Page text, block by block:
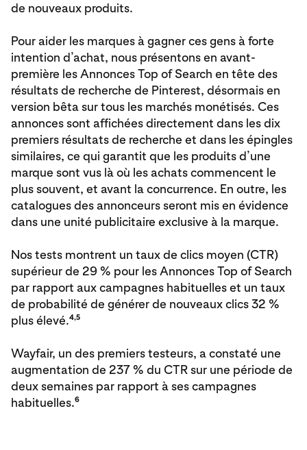
de nouveaux produits.
Pour aider les marques à gagner ces gens à forte
intention d’achat, nous présentons en avant-
première les Annonces Top of Search en tête des
résultats de recherche de Pinterest, désormais en
version bêta sur tous les marchés monétisés. Ces
annonces sont affichées directement dans les dix
premiers résultats de recherche et dans les épingles
similaires, ce qui garantit que les produits d’une
marque sont vus là où les achats commencent le
plus souvent, et avant la concurrence. En outre, les
catalogues des annonceurs seront mis en évidence
dans une unité publicitaire exclusive à la marque.
Nos tests montrent un taux de clics moyen (CTR)
supérieur de 29 % pour les Annonces Top of Search
par rapport aux campagnes habituelles et un taux
de probabilité de générer de nouveaux clics 32 %
plus élevé.4,5
Wayfair, un des premiers testeurs, a constaté une
augmentation de 237 % du CTR sur une période de
deux semaines par rapport à ses campagnes
habituelles.6